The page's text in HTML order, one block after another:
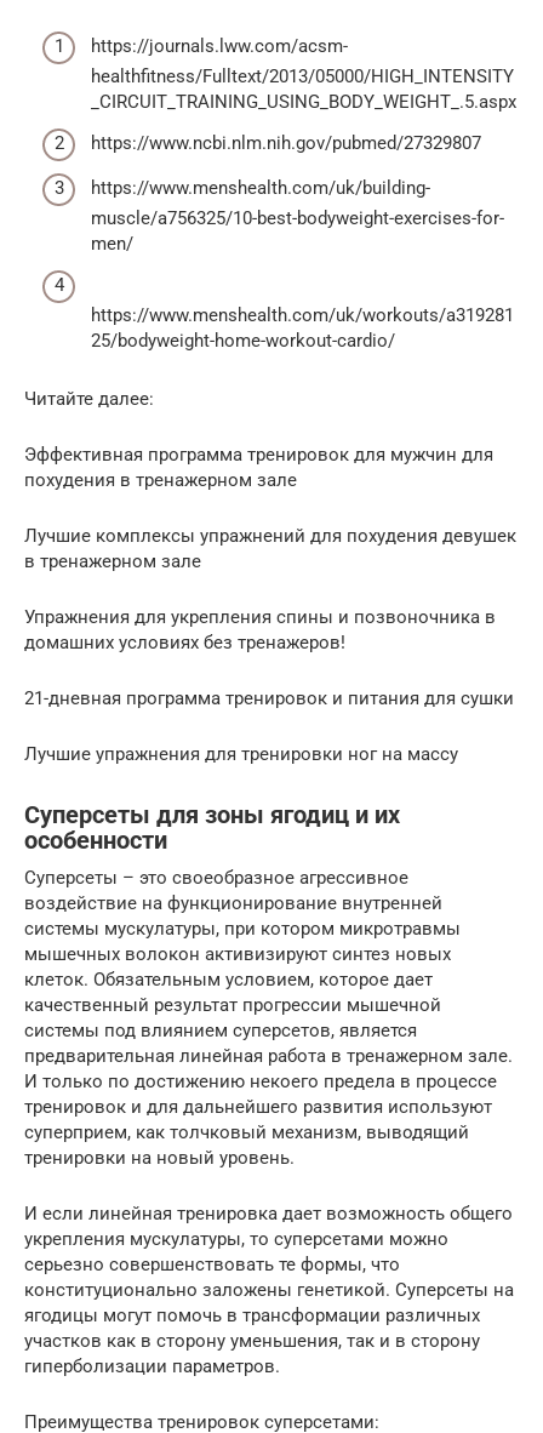
https://journals.lww.com/acsm-
healthfitness/Fulltext/2013/05000/HIGH_INTENSITY
_CIRCUIT_TRAINING_USING_BODY_WEIGHT_.5.aspx
https://www.ncbi.nlm.nih.gov/pubmed/27329807
https://www.menshealth.com/uk/building-
muscle/a756325/10-best-bodyweight-exercises-for-
men/
https://www.menshealth.com/uk/workouts/a319281
25/bodyweight-home-workout-cardio/
Читайте далее:
Эффективная программа тренировок для мужчин для
похудения в тренажерном зале
Лучшие комплексы упражнений для похудения девушек
в тренажерном зале
Упражнения для укрепления спины и позвоночника в
домашних условиях без тренажеров!
21-дневная программа тренировок и питания для сушки
Лучшие упражнения для тренировки ног на массу
Суперсеты для зоны ягодиц и их
особенности
Суперсеты – это своеобразное агрессивное
воздействие на функционирование внутренней
системы мускулатуры, при котором микротравмы
мышечных волокон активизируют синтез новых
клеток. Обязательным условием, которое дает
качественный результат прогрессии мышечной
системы под влиянием суперсетов, является
предварительная линейная работа в тренажерном зале.
И только по достижению некоего предела в процессе
тренировок и для дальнейшего развития используют
суперприем, как толчковый механизм, выводящий
тренировки на новый уровень.
И если линейная тренировка дает возможность общего
укрепления мускулатуры, то суперсетами можно
серьезно совершенствовать те формы, что
конституционально заложены генетикой. Суперсеты на
ягодицы могут помочь в трансформации различных
участков как в сторону уменьшения, так и в сторону
гиперболизации параметров.
Преимущества тренировок суперсетами: